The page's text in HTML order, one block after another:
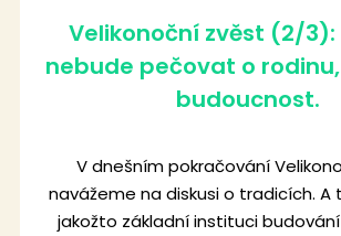
Velikonoční zvěst (2/3):
nebude pečovat o
budoucnost.
V dnešním pokračování
navážeme na diskusi o tradicích. A
jakožto základní instituci